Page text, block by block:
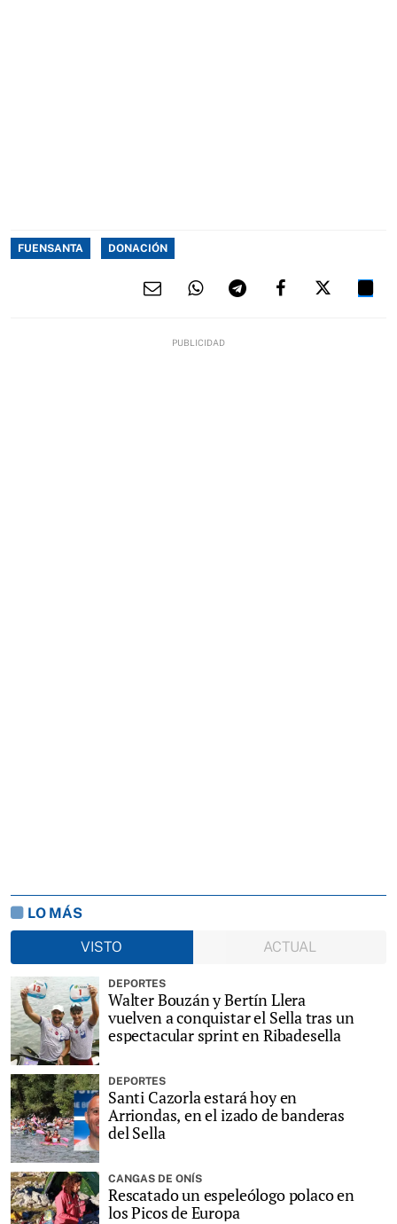
FUENSANTA DONACIÓN
LO MÁS
VISTO
ACTUAL
DEPORTES
Walter Bouzán y Bertín Llera
vuelven a conquistar el Sella tras un
espectacular sprint en Ribadesella
DEPORTES
Santi Cazorla estará hoy en
Arriondas, en el izado de banderas
del Sella
CANGAS DE ONÍS
Rescatado un espeleólogo polaco en
los Picos de Europa